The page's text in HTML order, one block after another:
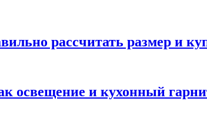
рассчитать размер и
освещение и кухонный